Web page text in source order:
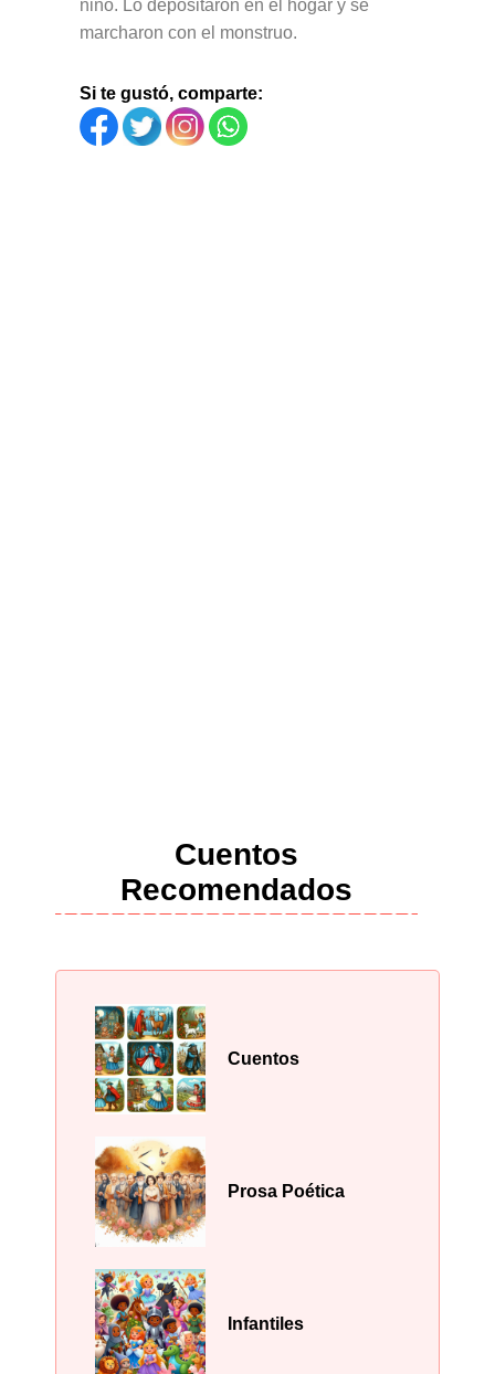
niño. Lo depositaron en el hogar y se
marcharon con el monstruo.
Si te gustó, comparte:
Cuentos
Recomendados
Cuentos
Prosa Poética
Infantiles